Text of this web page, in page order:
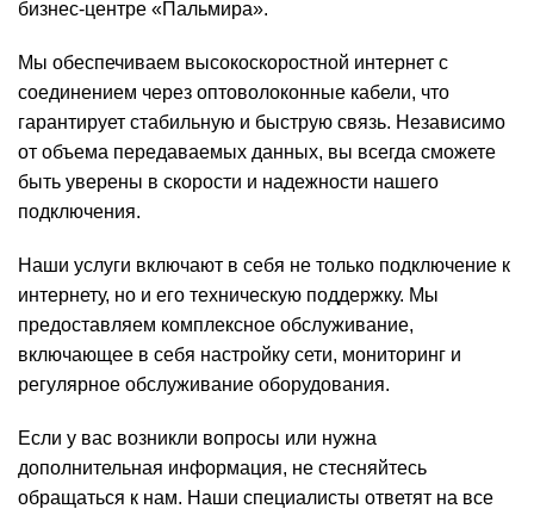
бизнес-центре «Пальмира».
Мы обеспечиваем высокоскоростной интернет с
соединением через оптоволоконные кабели, что
гарантирует стабильную и быструю связь. Независимо
от объема передаваемых данных, вы всегда сможете
быть уверены в скорости и надежности нашего
подключения.
Наши услуги включают в себя не только подключение к
интернету, но и его техническую поддержку. Мы
предоставляем комплексное обслуживание,
включающее в себя настройку сети, мониторинг и
регулярное обслуживание оборудования.
Если у вас возникли вопросы или нужна
дополнительная информация, не стесняйтесь
обращаться к нам. Наши специалисты ответят на все